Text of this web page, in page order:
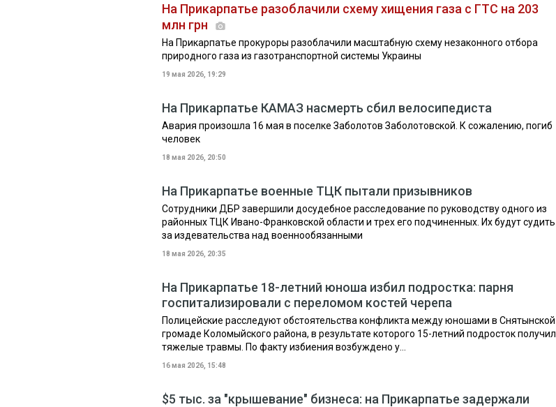
На Прикарпатье разоблачили схему хищения газа с ГТС на 203
млн грн
На Прикарпатье прокуроры разоблачили масштабную схему незаконного отбора
природного газа из газотранспортной системы Украины
19 мая 2026, 19:29
На Прикарпатье КАМАЗ насмерть сбил велосипедиста
Авария произошла 16 мая в поселке Заболотов Заболотовской. К сожалению, погиб
человек
18 мая 2026, 20:50
На Прикарпатье военные ТЦК пытали призывников
Сотрудники ДБР завершили досудебное расследование по руководству одного из
районных ТЦК Ивано-Франковской области и трех его подчиненных. Их будут судить
за издевательства над военнообязанными
18 мая 2026, 20:35
На Прикарпатье 18-летний юноша избил подростка: парня
госпитализировали с переломом костей черепа
Полицейские расследуют обстоятельства конфликта между юношами в Снятынской
громаде Коломыйского района, в результате которого 15-летний подросток получил
тяжелые травмы. По факту избиения возбуждено у...
16 мая 2026, 15:48
$5 тыс. за "крышевание" бизнеса: на Прикарпатье задержали